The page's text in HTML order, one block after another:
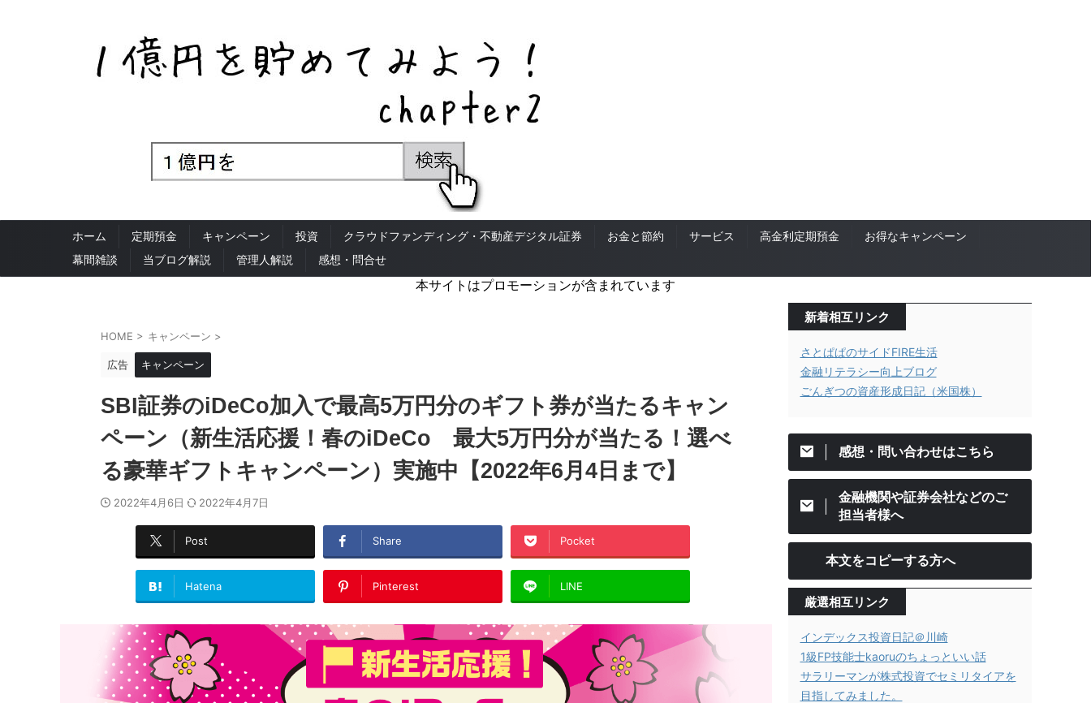
ホーム 定期預金 キャンペーン 投資 クラウドファンディング・不動産デジタル証券 お金と節約 サービス 高金利定期預金
お得なキャンペーン
幕間雑談
当ブログ解説 管理人解説 感想・問合せ
本サイトはプロモーションが含まれています
HOME > キャンペーン >
広告 キャンペーン
SBI証券のiDeCo加入で最高5万円分のギフト券が当たるキャン
ペーン（新生活応援！春のiDeCo 最大5万円分が当たる！選べ
る豪華ギフトキャンペーン）実施中【2022年6月4日まで】
2022年4月6日 2022年4月7日
Post Share Pocket
Hatena Pinterest LINE
新着相互リンク
さとぱぱのサイドFIRE生活
金融リテラシー向上ブログ
ごんぎつの資産形成日記（米国株）
感想・問い合わせはこちら
金融機関や証券会社などのご
担当者様へ
本文をコピーする方へ
厳選相互リンク
インデックス投資日記＠川崎
1級FP技能士kaoruのちょっといい話
サラリーマンが株式投資でセミリタイアを
目指してみました。